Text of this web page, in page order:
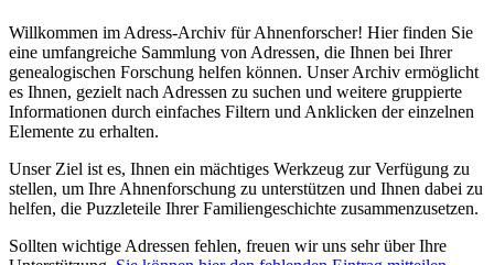
Willkommen im Adress-Archiv für Ahnenforscher! Hier finden Sie
eine umfangreiche Sammlung von Adressen, die Ihnen bei Ihrer
genealogischen Forschung helfen können. Unser Archiv ermöglicht
es Ihnen, gezielt nach Adressen zu suchen und weitere gruppierte
Informationen durch einfaches Filtern und Anklicken der einzelnen
Elemente zu erhalten.
Unser Ziel ist es, Ihnen ein mächtiges Werkzeug zur Verfügung zu
stellen, um Ihre Ahnenforschung zu unterstützen und Ihnen dabei zu
helfen, die Puzzleteile Ihrer Familiengeschichte zusammenzusetzen.
Sollten wichtige Adressen fehlen, freuen wir uns sehr über Ihre